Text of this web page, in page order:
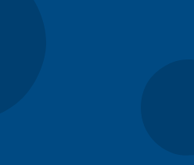
zusammen mit den